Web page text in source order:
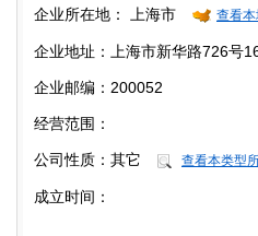
企业所在地： 上海市 查看
企业地址：上海市新华路726号
企业邮编：200052
经营范围：
公司性质： 其它 查看本类型
成立时间：